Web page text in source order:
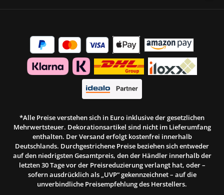
*Alle Preise verstehen sich in Euro inklusive der gesetzlichen
Mehrwertsteuer. Dekorationsartikel sind nicht im Lieferumfang
enthalten. Der Versand erfolgt kostenfrei innerhalb
Deutschlands. Durchgestrichene Preise beziehen sich entweder
auf den niedrigsten Gesamtpreis, den der Händler innerhalb der
letzten 30 Tage vor der Preisreduzierung verlangt hat, oder –
sofern ausdrücklich als „UVP“ gekennzeichnet – auf die
unverbindliche Preisempfehlung des Herstellers.